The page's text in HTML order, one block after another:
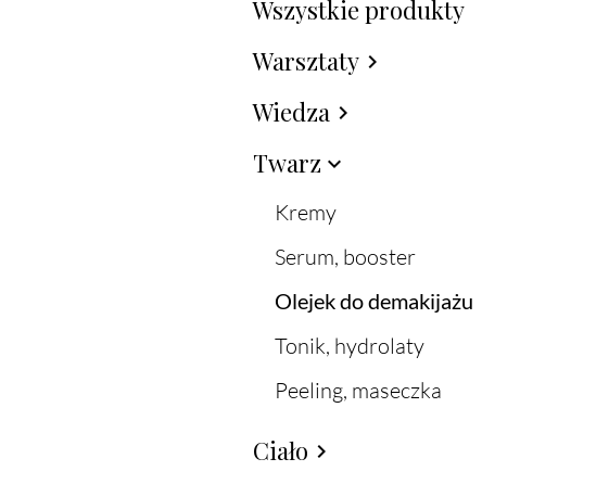
Wszystkie produkty
Warsztatychevron_right
Wiedza chevron_right
Twarzexpand_more
Kremy
Serum, booster
Olejek do demakijażu
Tonik, hydrolaty
Peeling, maseczka
Ciało chevron_right